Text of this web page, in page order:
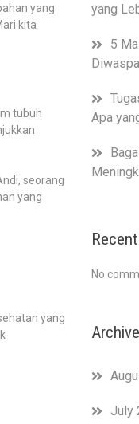
yang
kita
tubuh
seorang
yang
yang
yang
5
Apa
No
July